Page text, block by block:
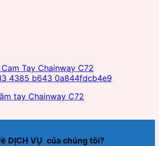
tay Chainway C72
DỊCH VỤ của chúng tôi?